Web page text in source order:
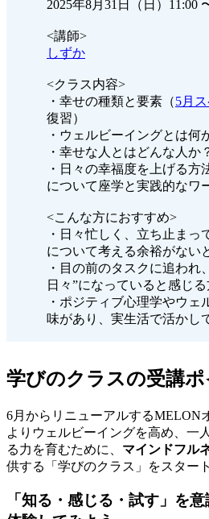
2025年8月31日（日）11:00
<講師>
しずか
<クラス内容>
・幸せの種類と要素（5月
復習）
・ウェルビーイングとは何
・幸せな人とはどんな人か
・日々の幸福度を上げる方
について座学と実践的なワ
<こんな方におすすめ>
・日々忙しく、立ち止まっ
について考える余裕がない
・目の前のタスクに追われ
日々”になっていると感じ
・ポジティブ心理学やウェ
味があり、実生活で活かし
学びのクラスの受講ポ
6月からリニューアルするMELON
よりウェルビーイングを高め、一
る力を育むために、 マインドフル
供する「学びのクラス」をスター
「知る・感じる・試す」を